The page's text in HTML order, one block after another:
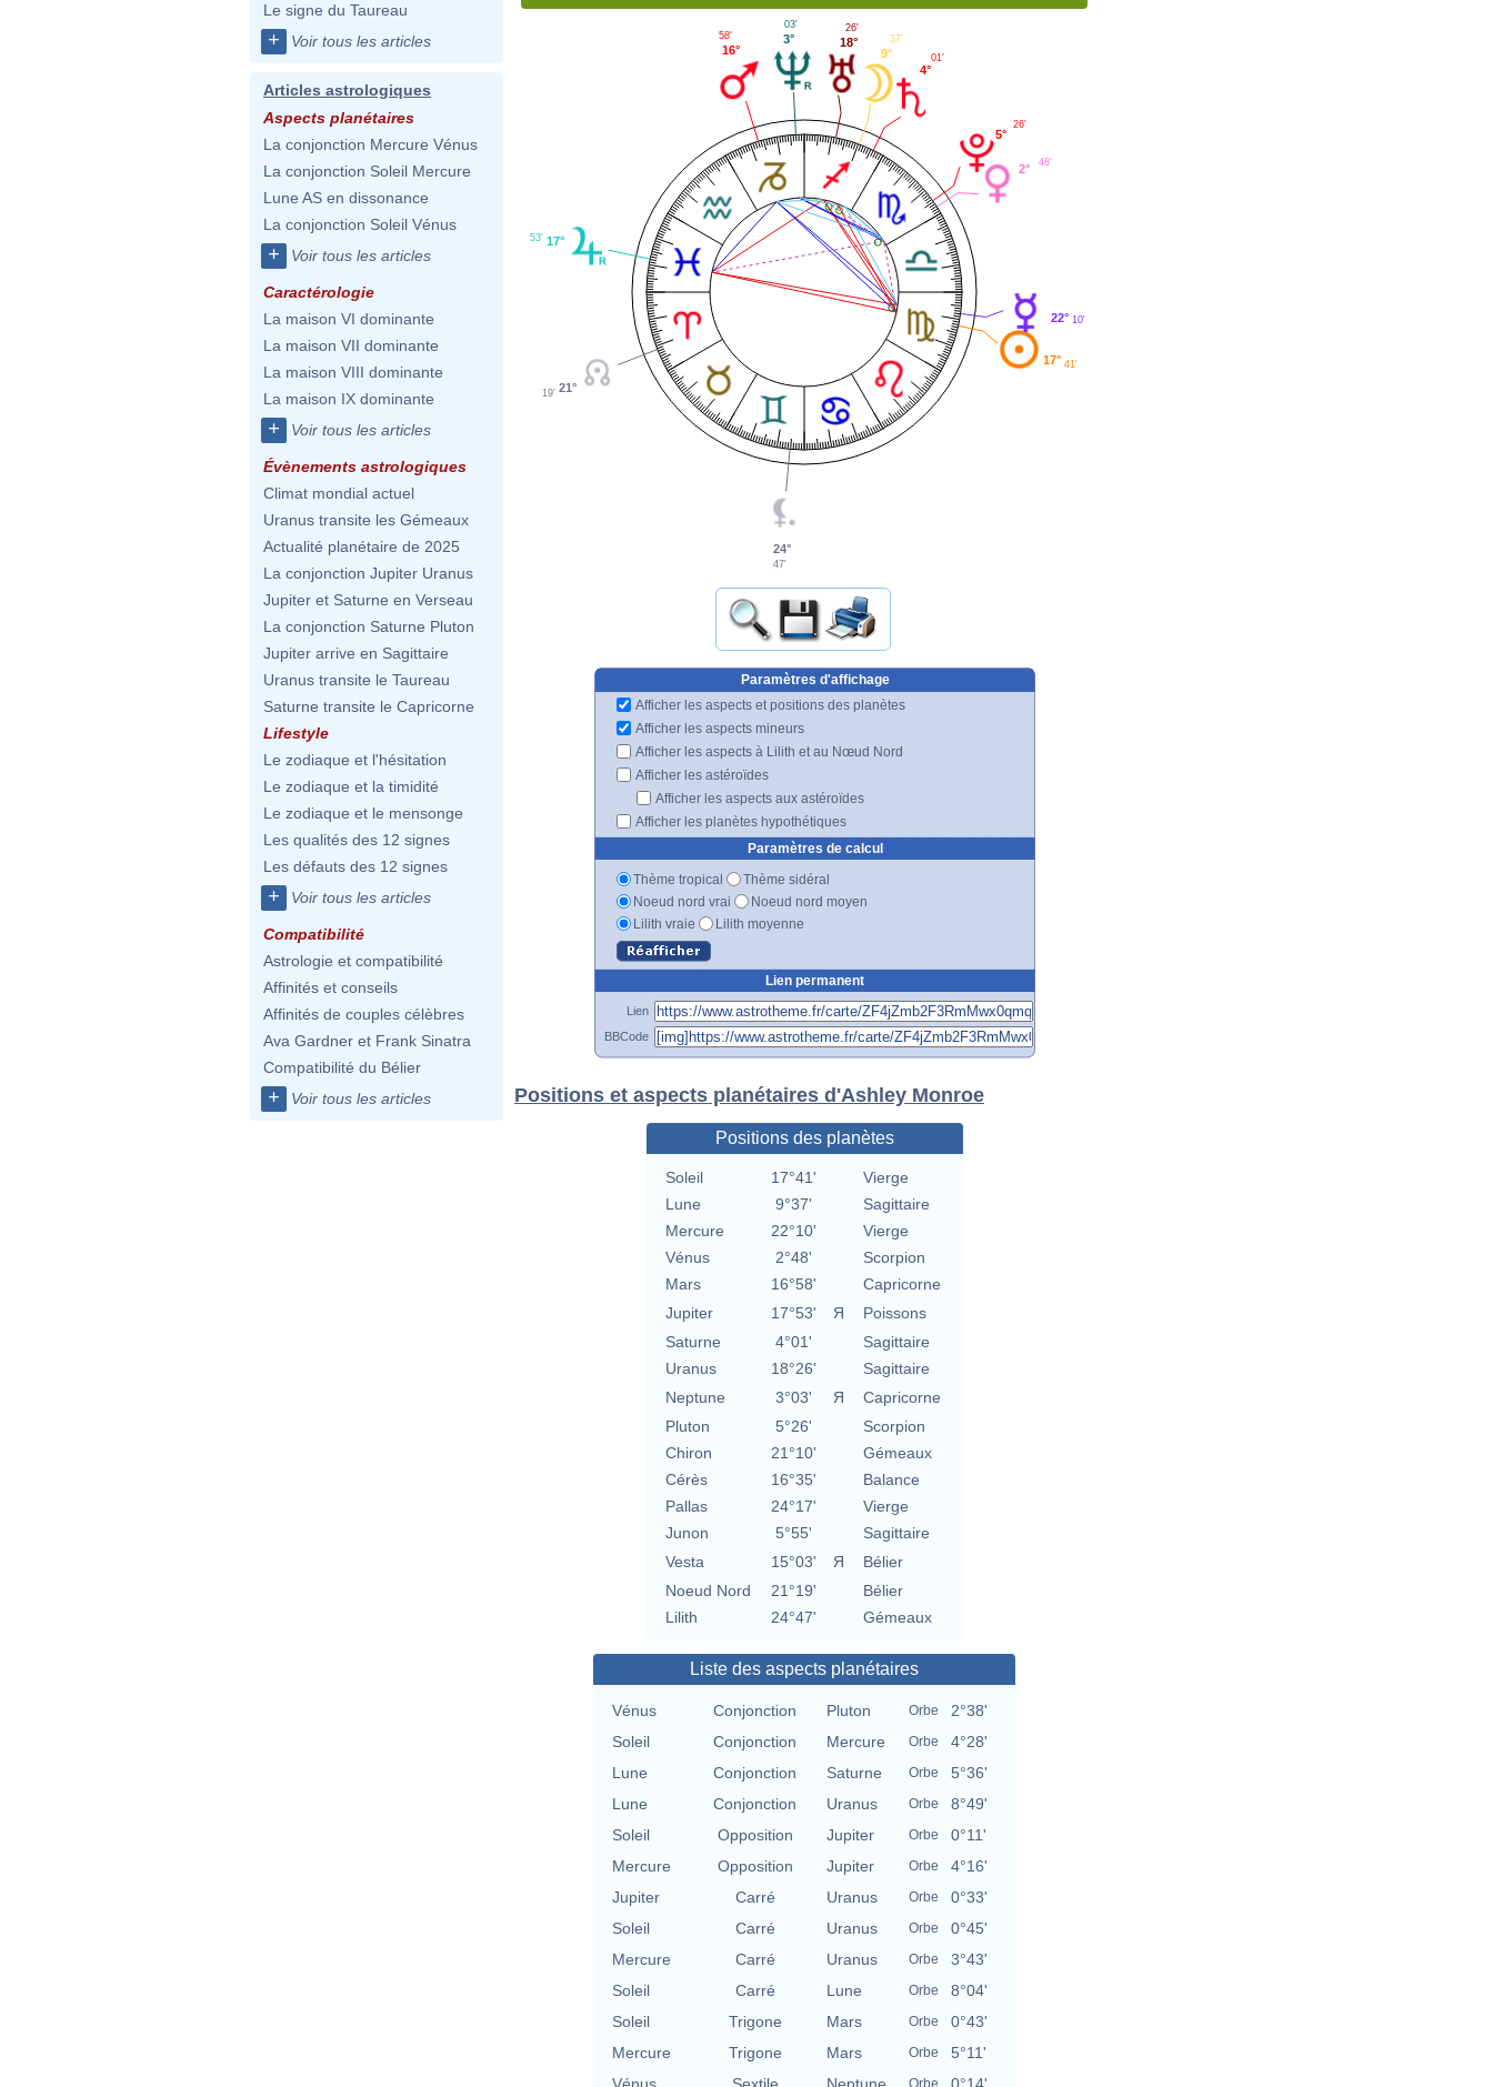
Le signe du Taureau
+ Voir tous les articles
Articles astrologiques
Aspects planétaires
La conjonction Mercure Vénus
La conjonction Soleil Mercure
Lune AS en dissonance
La conjonction Soleil Vénus
+ Voir tous les articles
Caractérologie
La maison VI dominante
La maison VII dominante
La maison VIII dominante
La maison IX dominante
+ Voir tous les articles
Évènements astrologiques
Climat mondial actuel
Uranus transite les Gémeaux
Actualité planétaire de 2025
La conjonction Jupiter Uranus
Jupiter et Saturne en Verseau
La conjonction Saturne Pluton
Jupiter arrive en Sagittaire
Uranus transite le Taureau
Saturne transite le Capricorne
Lifestyle
Le zodiaque et l'hésitation
Le zodiaque et la timidité
Le zodiaque et le mensonge
Les qualités des 12 signes
Les défauts des 12 signes
+ Voir tous les articles
Compatibilité
Astrologie et compatibilité
Affinités et conseils
Affinités de couples célèbres
Ava Gardner et Frank Sinatra
Compatibilité du Bélier
+ Voir tous les articles
2°
48'
5°
26'
4°
01'
9°
37'
18°
26'
3°
03'
16°
58'
17°
53'
21°
19'
24°
47'
17° 41'
22° 10'
Paramètres d'affichage
Afficher les aspects et positions des planètes
Afficher les aspects mineurs
Afficher les aspects à Lilith et au Nœud Nord
Afficher les astéroïdes
Afficher les aspects aux astéroïdes
Afficher les planètes hypothétiques
Paramètres de calcul
Thème tropical
Thème sidéral
Noeud nord vrai
Noeud nord moyen
Lilith vraie
Lilith moyenne
Lien permanent
Lien
BBCode
Positions et aspects planétaires d'Ashley Monroe
Positions des planètes
Soleil 17°41'
Vierge
Lune
9°37'
Sagittaire
Mercure
22°10'
Vierge
Vénus
2°48'
Scorpion
Mars
16°58'
Capricorne
Jupiter
17°53' Я
Poissons
Saturne
4°01'
Sagittaire
Uranus
18°26'
Sagittaire
Neptune
3°03' Я
Capricorne
Pluton
5°26'
Scorpion
Chiron
21°10'
Gémeaux
Cérès
16°35'
Balance
Pallas
24°17'
Vierge
Junon
5°55'
Sagittaire
Vesta
15°03' Я
Bélier
Noeud Nord
21°19'
Bélier
Lilith
24°47' Gémeaux
Liste des aspects planétaires
Vénus Conjonction Pluton Orbe
2°38'
Soleil
Conjonction Mercure Orbe
4°28'
Lune
Conjonction Saturne Orbe
5°36'
Lune
Conjonction Uranus Orbe
8°49'
Soleil
Opposition Jupiter Orbe
0°11'
Mercure
Opposition Jupiter Orbe
4°16'
Jupiter
Carré Uranus Orbe
0°33'
Soleil
Carré Uranus Orbe
0°45'
Mercure
Carré Uranus Orbe
3°43'
Soleil
Carré Lune Orbe
8°04'
Soleil
Trigone Mars Orbe
0°43'
Mercure
Trigone Mars Orbe
5°11'